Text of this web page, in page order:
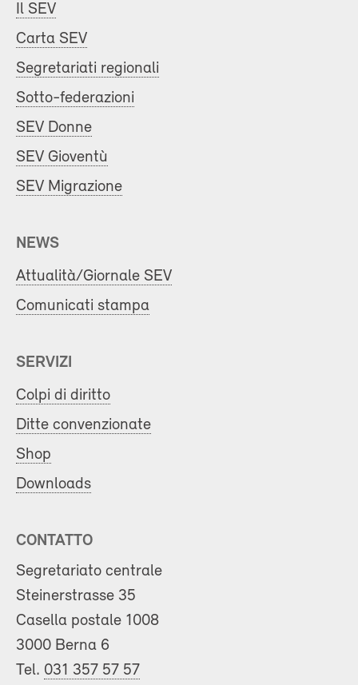
Il SEV
Carta SEV
Segretariati regionali
Sotto-federazioni
SEV Donne
SEV Gioventù
SEV Migrazione
NEWS
Attualità/Giornale SEV
Comunicati stampa
SERVIZI
Colpi di diritto
Ditte convenzionate
Shop
Downloads
CONTATTO
Segretariato centrale
Steinerstrasse 35
Casella postale 1008
3000 Berna 6
Tel. 031 357 57 57